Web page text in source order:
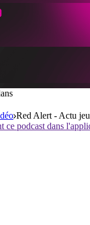
Red Alert - Actu
ce podcast dans